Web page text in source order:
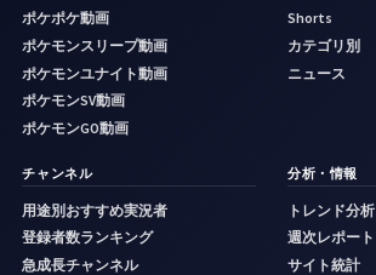
ポケポケ動画
ポケモンスリープ動画
ポケモンユナイト動画
ポケモンSV動画
ポケモンGO動画
Shorts
カテゴリ別
ニュース
チャンネル
用途別おすすめ実況者
登録者数ランキング
急成長チャンネル
分析・情報
トレンド分析
週次レポート
サイト統計